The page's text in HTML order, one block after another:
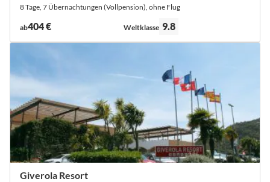
8 Tage, 7 Übernachtungen (Vollpension), ohne Flug
ab404 € Bewertung:
Weltklasse 9.8
Giverola Resort